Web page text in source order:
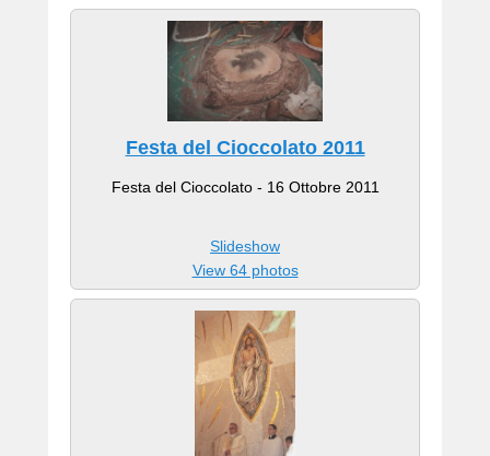
Festa del Cioccolato 2011
Festa del Cioccolato - 16 Ottobre 2011
Slideshow
View 64 photos